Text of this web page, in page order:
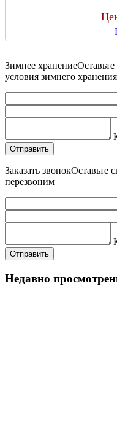
Зимнее хранение
условия зимнего хранения
Заказать звонокОставьте
перезвоним
Недавно